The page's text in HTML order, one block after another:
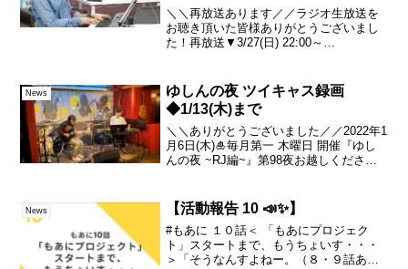
＼＼再放送あります／／ラジオ生放送を
お聴き頂いた皆様ありがとうございまし
た！再放送▼3/27(日) 22:00～
新曲 2曲 披露させて頂いており...
News
ゆしんの夜 ツイキャス録画
◆1/13(木)まで
＼＼ありがとうございました／／2022年1
月6日(木)🎍毎月第一 木曜日 開催『ゆし
んの夜 ~RJ編~』第98夜お越しくださっ
(1/13(木)まで)▼セットリストぜひ 今...
News 【活動報告 10 📣✨】
#もあに １０話＜ 「もあにプロジェク
ト」スタートまで、もうちょいす・・・
＞「そうなんすよねー。（８・９話あた